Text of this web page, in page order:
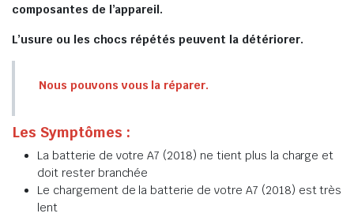
composantes de l’appareil.
L’usure ou les chocs répétés peuvent la détériorer.
Nous pouvons vous la réparer.
Les Symptômes :
La batterie de votre A7 (2018) ne tient plus la charge et
doit rester branchée
Le chargement de la batterie de votre A7 (2018) est très
lent